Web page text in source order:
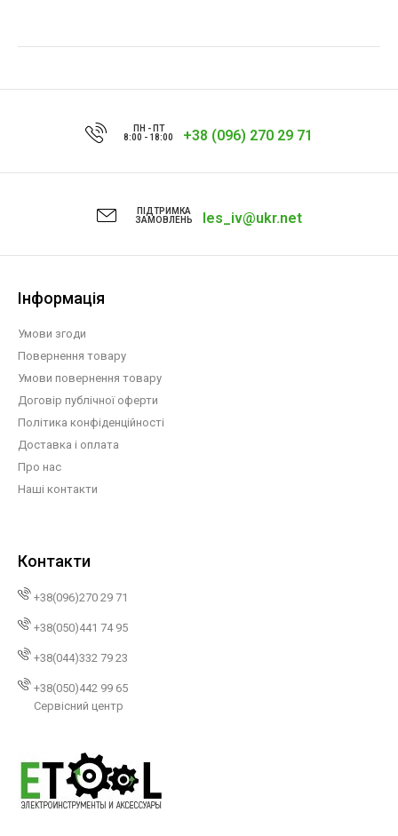
ПН - ПТ
8:00 - 18:00
+38 (096) 270 29 71
ПІДТРИМКА
ЗАМОВЛЕНЬ
les_iv@ukr.net
Інформація
Умови згоди
Повернення товару
Умови повернення товару
Договір публічної оферти
Політика конфіденційності
Доставка і оплата
Про нас
Наші контакти
Контакти
+38(096)270 29 71
+38(050)441 74 95
+38(044)332 79 23
+38(050)442 99 65
Сервісний центр